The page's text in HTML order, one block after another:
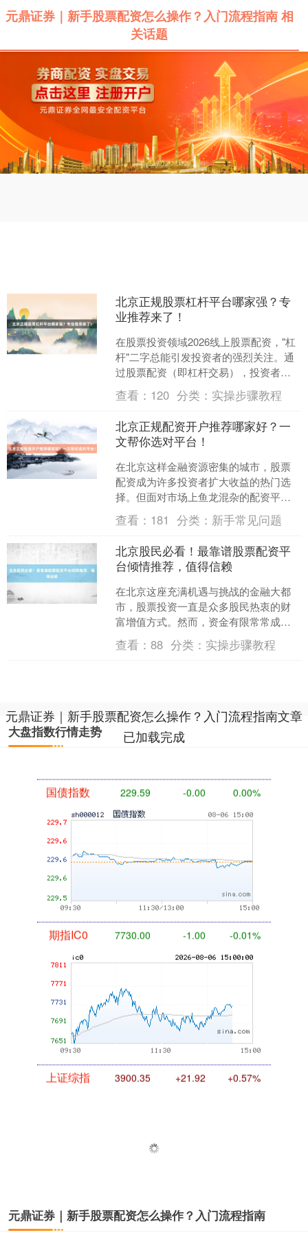
元鼎证券｜新手股票配资怎么操作？入门流程指南 相
关话题
北京正规股票杠杆平台哪家强？专
业推荐来了！
在股票投资领域2026线上股票配资，"杠
杆"二字总能引发投资者的强烈关注。通
过股票配资（即杠杆交易），投资者可
以以较小的本金撬动更大的资金量，在
行情向好时放大收....
查看： 120 分类： 实操步骤教程
北京正规配资开户推荐哪家好？一
文帮你选对平台！
在北京这样金融资源密集的城市，股票
配资成为许多投资者扩大收益的热门选
择。但面对市场上鱼龙混杂的配资平
台，如何避开“虚拟盘”“高息陷阱”等风
险，选到真正合规、资金....
查看： 181 分类： 新手常见问题
北京股民必看！最靠谱股票配资平
台倾情推荐，值得信赖
在北京这座充满机遇与挑战的金融大都
市，股票投资一直是众多股民热衷的财
富增值方式。然而，资金有限常常成为
股民们扩大收益的绊脚石，股票配资便
应运而生。但面对市场上琳....
查看：88 分类： 实操步骤教程
元鼎证券｜新手股票配资怎么操作？入门流程指南文章
已加载完成
大盘指数行情走势
深证成指 14110.12 -34.08 -0.24%
1122.88 +3.42 +0.30%
3515.56 -19.58 -0.55%
国债指数 229.59 0.00%
期指IC0 -1.00 -0.01%
元鼎证券｜新手股票配资怎么操作？入门流程指南